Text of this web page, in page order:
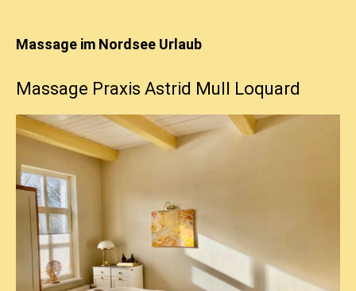
Massage im Nordsee Urlaub
Massage Praxis Astrid Mull Loquard